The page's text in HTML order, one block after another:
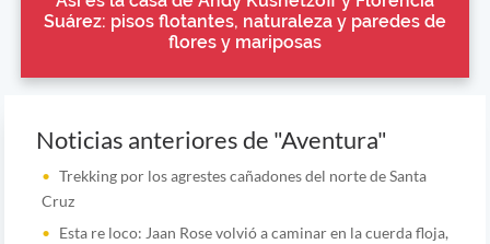
Suárez: pisos flotantes, naturaleza y paredes de
flores y mariposas
Noticias anteriores de "Aventura"
Trekking por los agrestes cañadones del norte de Santa
Cruz
Esta re loco: Jaan Rose volvió a caminar en la cuerda floja,